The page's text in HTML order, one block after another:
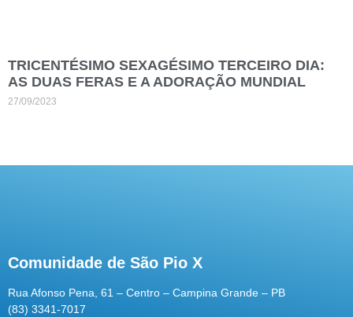
TRICENTÉSIMO SEXAGÉSIMO TERCEIRO DIA:
AS DUAS FERAS E A ADORAÇÃO MUNDIAL
27/09/2023
Comunidade de São Pio X
Rua Afonso Pena, 61 – Centro – Campina Grande – PB
(83) 3341-7017